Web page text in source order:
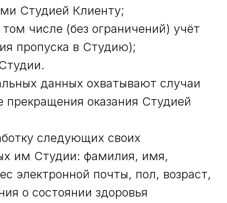
Студией Клиенту;
числе (без ограничений) учёт
пропуска в Студию);
данных охватывают случаи
прекращения оказания Студией
следующих своих
им Студии: фамилия, имя,
электронной почты, пол, возраст,
о состоянии здоровья